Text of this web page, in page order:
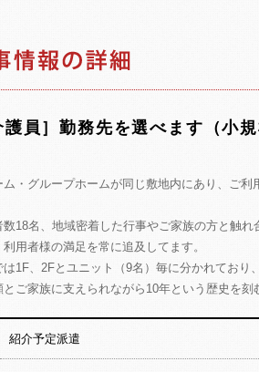
護員］勤務先を選べます（小
・グループホームが同じ敷地内にあり、ご
18名、地域密着した行事やご家族の方と触
用者様の満足を常に追及してます。
は1F、2Fとユニット（9名）毎に分かれており
とご家族に支えられながら10年という歴史を刻
紹介予定派遣